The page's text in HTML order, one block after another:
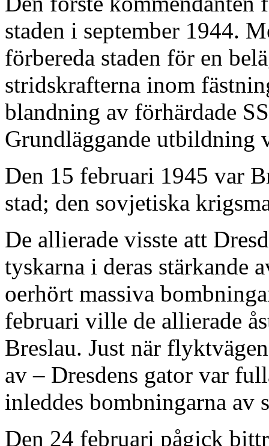
staden i september 1944.
förbereda staden för en
stridskrafterna inom
blandning av förhärdade
Grundläggande utbildning
Den 15 februari 1945 var
stad; den sovjetiska
De allierade visste att
tyskarna i deras stärkande
oerhört massiva
februari ville de allierade
Breslau. Just när
av – Dresdens gator var
inleddes bombningarna av
Den 24 februari pågick